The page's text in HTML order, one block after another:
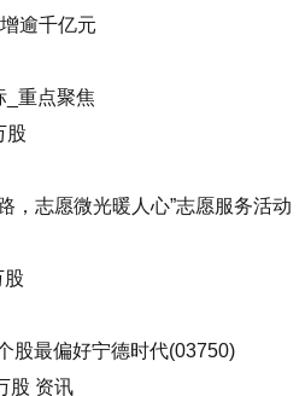
逾千亿元
_重点聚焦
股
，志愿微光暖人心”志愿服务活动
股
股最偏好宁德时代(03750)
股 资讯